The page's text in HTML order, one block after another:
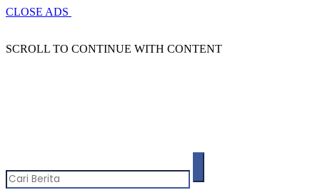
CLOSE ADS
SCROLL TO CONTINUE WITH CONTENT